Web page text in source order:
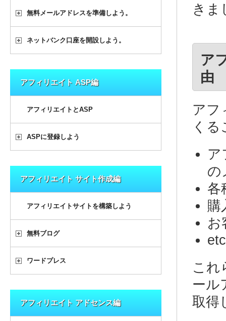
きま
ア
由
アフ
く
ア
の
各
購
お
これ
ール
取得
無料メールアドレスを準備しよう。
ネットバンク口座を開設しよう。
アフィリエイト ASP編
アフィリエイトとASP
ASPに登録しよう
アフィリエイト サイト作成編
アフィリエイトサイトを構築しよう
無料ブログ
ワードプレス
アフィリエイト アドセンス編